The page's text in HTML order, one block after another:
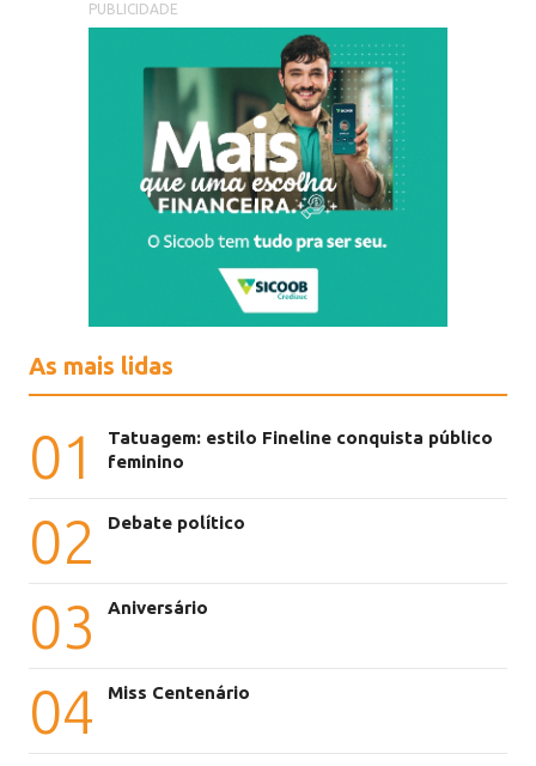
PUBLICIDADE
As mais lidas
01
Tatuagem: estilo Fineline conquista público
feminino
02 Debate político
03 Aniversário
04 Miss Centenário